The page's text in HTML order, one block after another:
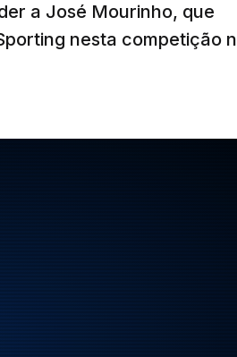
a José Mourinho, que
nesta competição